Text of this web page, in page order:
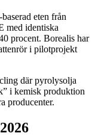
eten från
med identiska
procent. Borealis har
i pilotprojekt
där pyrolysolja
i kemisk produktion
producenter.